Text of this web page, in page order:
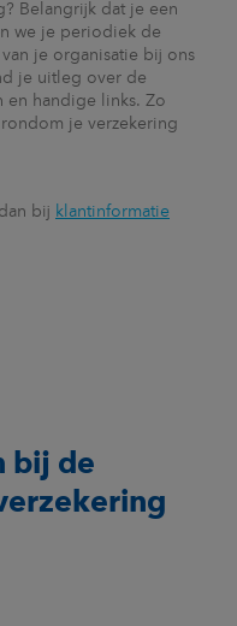
Belangrijk dat je een
we je periodiek de
je organisatie bij ons
je uitleg over de
en handige links. Zo
je verzekering
bij klantinformatie
bij de